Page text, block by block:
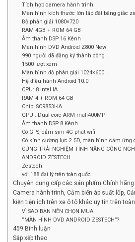
Tích hợp camera hành trình
Màn hình kích thước lớn lắp đặt bằng giắc
Độ phân giải 1080×720
RAM 4GB + ROM 64 GB
Âm thanh DSP 16 Kênh
Màn hình DVD Android Z800 New
990 người đã đăng ký thành công
1500 lượt xem
Màn hình độ phân giải 1024×600
Hệ điều hành Android 10.0
CPU: 8 Intel IA
RAM 4 + ROM 64 GB
Chip: SC9853I-IA
GPU : Dual-core ARM mali400MP
Âm thanh DSP 8 Kênh
Có GPS, cắm sim 4G phát wifi
Có kính cường lực 2.5D, màn hình cảm ứng
CÙNG TRẢI NGHIỆM TÍNH NĂNG CÔNG
ANDROID ZESTECH
Zestech
với 188 đại lý trên toàn quốc
Chuyên cung cấp các sản phẩm Chính
Camera hành trình, Cảm biến áp suất lốp,
kiện tiện ích trên xe ô tô khác uy tín trên
VÌ SAO BẠN NÊN CHỌN MUA
“MÀN HÌNH DVD ANDROID ZESTECH”?
459 Bình luận
Sắp xếp theo